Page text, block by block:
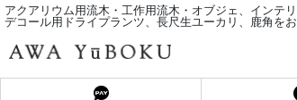
アクアリウム用流木・工作用流木・オブジェ、インテリ
デコール用ドライプランツ、長尺生ユーカリ、鹿角をお